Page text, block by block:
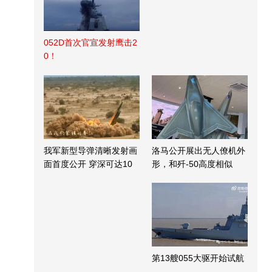
052D首次官宣发射鹰击2
0！
我军新型导弹清晰发射画
面首度公开 穿深可达10
洛马公开展出无人僚机外
形，和歼-50高度相似
第13艘055大驱开始试航